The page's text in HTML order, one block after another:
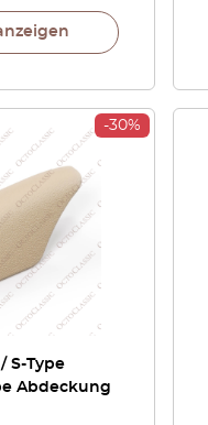
-30%
S-Type
Abdeckung